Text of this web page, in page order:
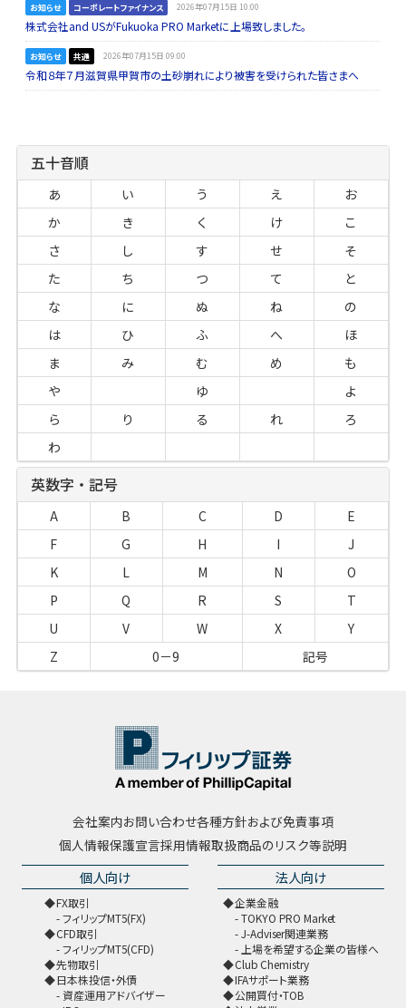
お知らせ コーポレートファイナンス 2026年07月15日 10:00
株式会社and USがFukuoka PRO Marketに上場致しました。
お知らせ 共通 2026年07月15日 09:00
令和８年７月滋賀県甲賀市の土砂崩れにより被害を受けられた皆さまへ
五十音順
あ い う え
お
か
き く け
こ
さ
し す せ
そ
た
ち つ て
と
な
に ぬ ね
の
は
ひ ふ へ
ほ
ま
み む め
も
や
ゆ
よ
ら
り る れ
ろ
わ
英数字・記号
A B C D
E
F
G H I
J
K
L M N
O
P
Q R S
T
U
V W X
Y
Z
0－9 記号
会社案内お問い合わせ各種方針および免責事項
個人情報保護宣言採用情報取扱商品のリスク等説明
個人向け
FX取引
フィリップMT5(FX)
CFD取引
フィリップMT5(CFD)
先物取引
日本株投信・外債
資産運用アドバイザー
法人向け
企業金融
TOKYO PRO Market
J-Adviser関連業務
上場を希望する企業の皆様へ
Club Chemistry
IFAサポート業務
公開買付・TOB